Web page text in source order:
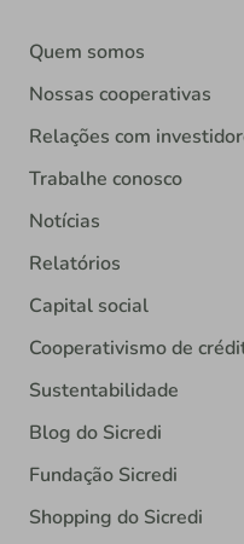
Quem somos
Nossas cooperativas
Relações com
Trabalhe conosco
Notícias
Relatórios
Capital social
Cooperativismo de
Sustentabilidade
Blog do Sicredi
Fundação Sicredi
Shopping do Sicredi